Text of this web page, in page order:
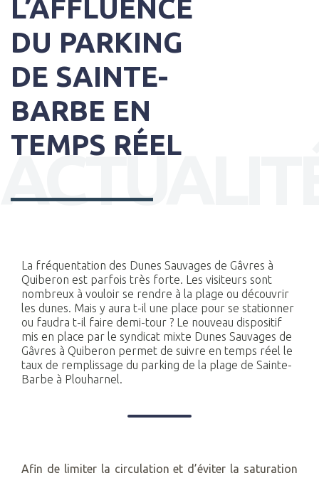
L’AFFLUENCE
DU PARKING
DE SAINTE-
BARBE EN
TEMPS RÉEL
La fréquentation des Dunes Sauvages de Gâvres à
Quiberon est parfois très forte. Les visiteurs sont
nombreux à vouloir se rendre à la plage ou découvrir
les dunes. Mais y aura t-il une place pour se stationner
ou faudra t-il faire demi-tour ? Le nouveau dispositif
mis en place par le syndicat mixte Dunes Sauvages de
Gâvres à Quiberon permet de suivre en temps réel le
taux de remplissage du parking de la plage de Sainte-
Barbe à Plouharnel.
Afin de limiter la circulation et d’éviter la saturation